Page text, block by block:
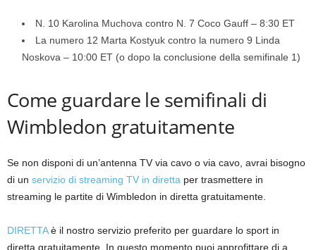
N. 10 Karolina Muchova contro N. 7 Coco Gauff – 8:30 ET
La numero 12 Marta Kostyuk contro la numero 9 Linda
Noskova – 10:00 ET (o dopo la conclusione della semifinale 1)
Come guardare le semifinali di
Wimbledon gratuitamente
Se non disponi di un’antenna TV via cavo o via cavo, avrai bisogno
di un servizio di streaming TV in diretta per trasmettere in
streaming le partite di Wimbledon in diretta gratuitamente.
DIRETTAè il nostro servizio preferito per guardare lo sport in
diretta gratuitamente. In questo momento puoi approfittare di a